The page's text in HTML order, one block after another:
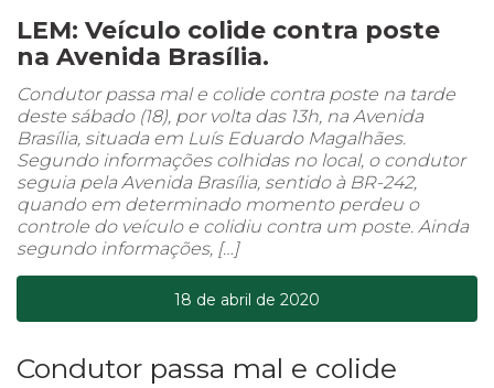
LEM: Veículo colide contra poste
na Avenida Brasília.
Condutor passa mal e colide contra poste na tarde
deste sábado (18), por volta das 13h, na Avenida
Brasília, situada em Luís Eduardo Magalhães.
Segundo informações colhidas no local, o condutor
seguia pela Avenida Brasília, sentido à BR-242,
quando em determinado momento perdeu o
controle do veículo e colidiu contra um poste. Ainda
segundo informações, […]
18 de abril de 2020
Condutor passa mal e colide